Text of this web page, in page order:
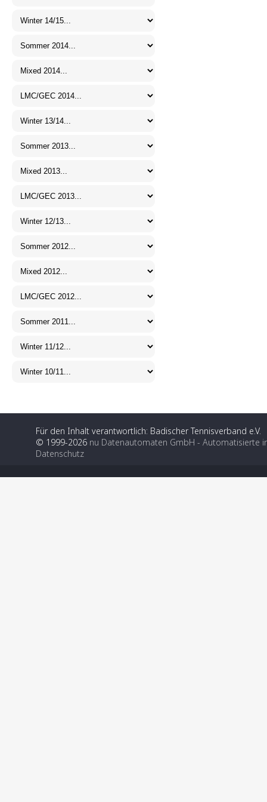
Für den Inhalt verantwortlich: Badischer Tennisverband e.V.
© 1999-2026 nu Datenautomaten GmbH - Automatisierte
Datenschutz